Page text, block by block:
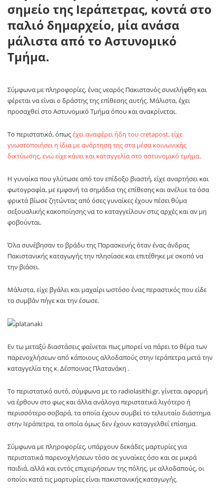
σημείο της Ιεράπετρας, κοντά στο
παλιό δημαρχείο, μία ανάσα
μάλιστα από το Αστυνομικό
Τμήμα.
Σύμφωνα με πληροφορίες, ένας νεαρός Πακιστανός συνελήφθη και
φέρεται να είναι ο δράστης της επίθεσης αυτής. Μάλιστα, έχει
προσαχθεί στο Αστυνομικό Τμήμα όπου και ανακρίνεται.
Το περιστατικό, όπωςέχει αναφέρει ήδη του cretapost, είχε
γνωστοποιήσει η ίδια με ανάρτηση της στα μέσα κοινωνικής
δικτύωσης, ενώ είχε κάνει και καταγγελία στο αστυνομικό τμήμα.
Η γυναίκα που γλύτωσε από τον επίδοξο βιαστή, είχε αναρτήσει και
φωτογραφία, με εμφανή τα σημάδια της επίθεσης και ανέλυε τα όσα
φρικτά βίωσε ζητώντας από όσες γυναίκες έχουν πέσει θύμα
σεξουαλικής κακοποίησης να το καταγγείλουν στις αρχές και αν μη
φοβούνται.
Όλα συνέβησαν το βράδυ της Παρασκευής όταν ένας άνδρας
Πακιστανικής καταγωγής την πλησίασε και επιτέθηκε με σκοπό να
την βιάσει.
Μάλιστα, είχε βγάλει και μαχαίρι ωστόσο ένας περαστικός που είδε
το συμβάν πήγε και την έσωσε.
Εν τω μεταξύ διαστάσεις φαίνεται πως μπορεί να πάρει το θέμα των
παρενοχλήσεων από κάποιους αλλοδαπούς στην Ιεράπετρα μετά την
καταγγελία της κ. Δέσποινας Πλατανάκη .
Το περιστατικό αυτό, σύμφωνα με το radiolasithi.gr, γίνεται αφορμή
να έρθουν στο φως και άλλα ανάλογα περιστατικά λιγότερο ή
περισσότερο σοβαρά, τα οποία έχουν συμβεί το τελευταίο διάστημα
στην Ιεράπετρα, τα οποία όμως δεν έχουν καταγγελθεί επίσημα.
Σύμφωνα με πληροφορίες, υπάρχουν δεκάδες μαρτυρίες για
περιστατικά παρενοχλήσεων τόσο σε γυναίκες όσο και σε μικρά
παιδιά, αλλά και εντός επιχειρήσεων της πόλης, με αλλοδαπούς, οι
οποίοι κατά τις μαρτυρίες είναι πακιστανικής καταγωγής.